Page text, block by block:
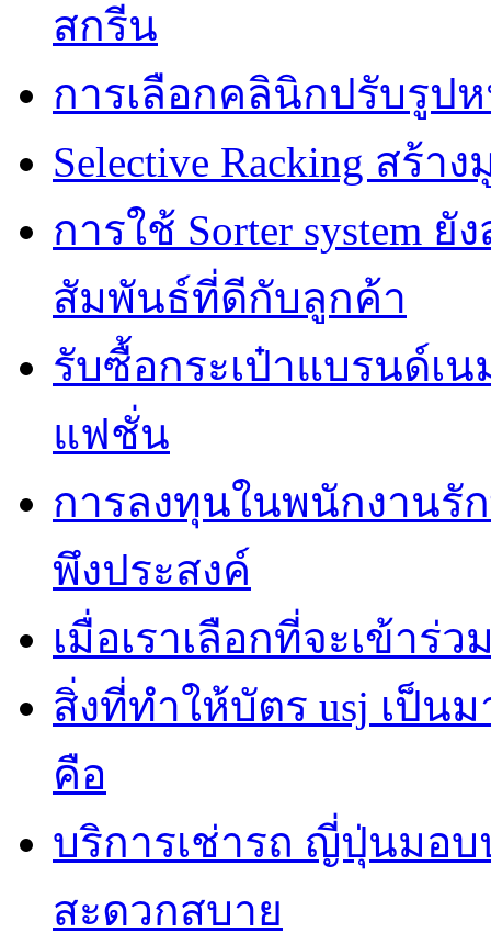
สกรีน
การเลือกคลินิกปรับรูปห
Selective Racking สร้
การใช้ Sorter system
สัมพันธ์ที่ดีกับลูกค้า
รับซื้อกระเป๋าแบรนด์เ
แฟชั่น
การลงทุนในพนักงานรั
พึงประสงค์
เมื่อเราเลือกที่จะเข้าร่
สิ่งที่ทำให้บัตร usj เป็น
คือ
บริการเช่ารถ ญี่ปุ่นมอ
สะดวกสบาย